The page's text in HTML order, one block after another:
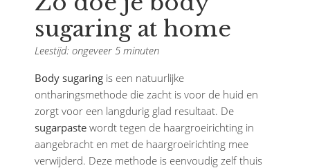
sugaring at home
Leestijd: ongeveer 5 minuten
Body sugaring is een natuurlijke
ontharingsmethode die zacht is voor de huid en
zorgt voor een langdurig glad resultaat. De
sugarpaste wordt tegen de haargroeirichting in
aangebracht en met de haargroeirichting mee
verwijderd. Deze methode is eenvoudig zelf thuis